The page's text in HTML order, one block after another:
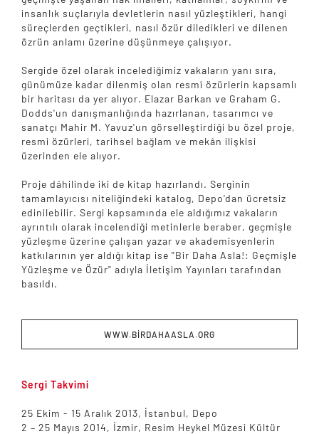
insanlık suçlarıyla devletlerin nasıl yüzleştikleri, hangi
süreçlerden geçtikleri, nasıl özür diledikleri ve dilenen
özrün anlamı üzerine düşünmeye çalışıyor.
Sergide özel olarak incelediğimiz vakaların yanı sıra,
günümüze kadar dilenmiş olan resmî özürlerin kapsamlı
bir haritası da yer alıyor. Elazar Barkan ve Graham G.
Dodds'un danışmanlığında hazırlanan, tasarımcı ve
sanatçı Mahir M. Yavuz'un görselleştirdiği bu özel proje,
resmi özürleri, tarihsel bağlam ve mekân ilişkisi
üzerinden ele alıyor.
Proje dâhilinde iki de kitap hazırlandı. Serginin
tamamlayıcısı niteliğindeki katalog, Depo'dan ücretsiz
edinilebilir. Sergi kapsamında ele aldığımız vakaların
ayrıntılı olarak incelendiği metinlerle beraber, geçmişle
yüzleşme üzerine çalışan yazar ve akademisyenlerin
katkılarının yer aldığı kitap ise "Bir Daha Asla!: Geçmişle
Yüzleşme ve Özür" adıyla İletişim Yayınları tarafından
basıldı.
WWW.BİRDAHAASLA.ORG
Sergi Takvimi
25 Ekim - 15 Aralık 2013, İstanbul, Depo
2 – 25 Mayıs 2014, İzmir, Resim Heykel Müzesi Kültür